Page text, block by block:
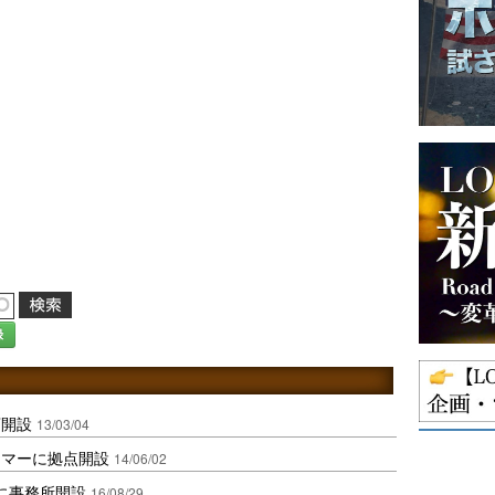
設 13/03/04
ーに拠点開設 14/06/02